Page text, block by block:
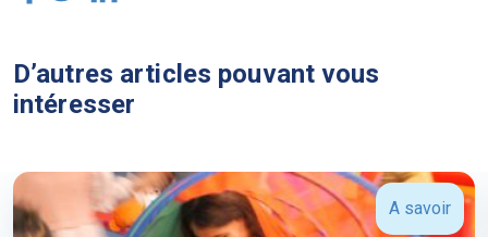
D’autres articles pouvant vous
intéresser
A savoir